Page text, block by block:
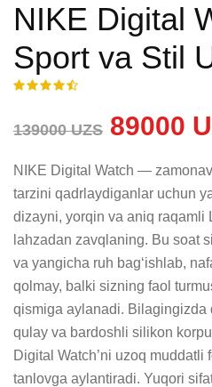
NIKE Digital
Sport va Stil
139000 UZS 89000
NIKE Digital Watch —
tarzini qadrlaydiganlar uchun
dizayni, yorqin va aniq raqamli
lahzadan zavqlaning. Bu soat
va yangicha ruh bag‘ishlab,
qolmay, balki sizning faol
qismiga aylanadi. Bilagingizda
qulay va bardoshli silikon
Digital Watch’ni uzoq muddatli
tanlovga aylantiradi. Yuqori